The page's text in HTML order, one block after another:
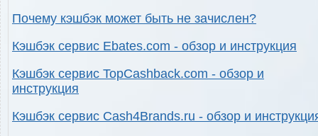
Почему кэшбэк может быть не зачислен?
Кэшбэк сервис Ebates.com - обзор и инструкция
Кэшбэк сервис TopCashback.com - обзор и
инструкция
Кэшбэк сервис Cash4Brands.ru - обзор и